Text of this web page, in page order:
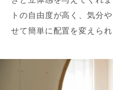
トの自由度が高く、気分
せて簡単に配置を変えられ